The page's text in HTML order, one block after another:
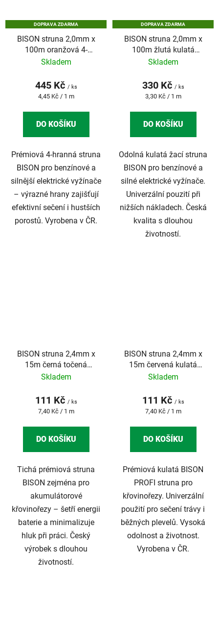
DOPRAVA ZDARMA
BISON struna 2,0mm x
100m oranžová 4-
hranná SUPER PROFI
Skladem
445 Kč / ks
Měrná
4,45 Kč / 1 m
DO KOŠÍKU
Prémiová 4-hranná struna
BISON pro benzínové a
silnější elektrické vyžínače
– výrazné hrany zajišťují
efektivní sečení i hustších
porostů. Vyrobena v ČR.
DOPRAVA ZDARMA
BISON struna 2,0mm x
100m žlutá kulatá
BASIC PROFI
Skladem
330 Kč / ks
Měrná
3,30 Kč / 1 m
DO KOŠÍKU
Odolná kulatá žací struna
BISON pro benzínové a
silné elektrické vyžínače.
Univerzální pouzití ​​při
nižších nákladech. Česká
kvalita s dlouhou
životností.
BISON struna 2,4mm x
15m černá točená
SILENT BLACK
Skladem
111 Kč / ks
Měrná
7,40 Kč / 1 m
DO KOŠÍKU
Tichá prémiová struna
BISON zejména pro
akumulátorové
křovinořezy – šetří energii
baterie a minimalizuje
hluk při práci. Český
výrobek s dlouhou
životností.
BISON struna 2,4mm x
15m červená kulatá
PROFI
Skladem
111 Kč / ks
Měrná
7,40 Kč / 1 m
DO KOŠÍKU
Prémiová kulatá BISON
PROFI struna pro
křovinořezy. Univerzální
použití pro sečení trávy i
běžných plevelů. Vysoká
odolnost a životnost.
Vyrobena v ČR.